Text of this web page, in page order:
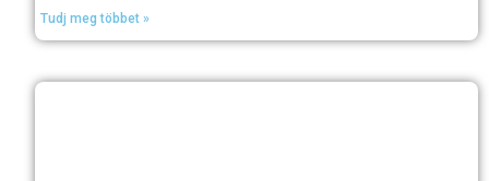
Tudj meg többet »